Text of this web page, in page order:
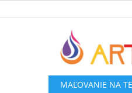
na
MAĽOVANIE NA